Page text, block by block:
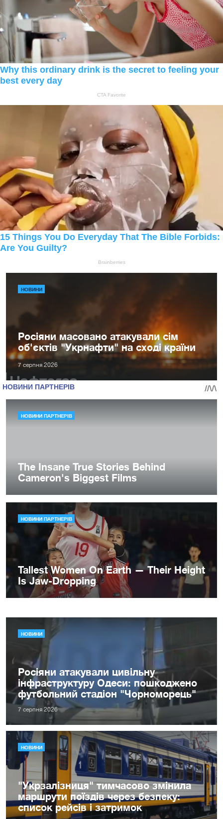
НОВИНИ
Росіяни масовано атакували сім
об'єктів "Укрнафти" на сході країни
7 серпня 2026
НОВИНИ
Росіяни атакували цивільну
інфраструктуру Одеси: пошкоджено
футбольний стадіон "Чорноморець"
7 серпня 2026
НОВИНИ
"Укрзалізниця" тимчасово змінила
маршрути поїздів через безпеку:
список рейсів і затримок